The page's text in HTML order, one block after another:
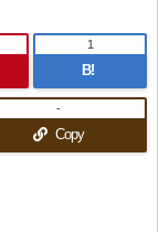
B!
1
Copy
-